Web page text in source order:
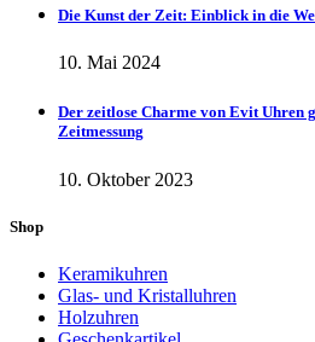
Die Kunst der Zeit: Einblick in die
10. Mai 2024
Der zeitlose Charme von Evit Uhren
Zeitmessung
10. Oktober 2023
Shop
Keramikuhren
Glas- und Kristalluhren
Holzuhren